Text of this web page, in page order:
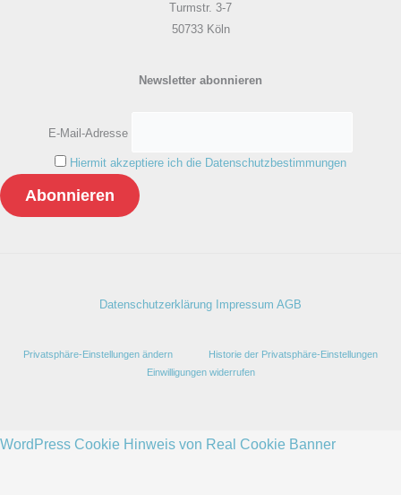
Turmstr. 3-7
50733 Köln
Newsletter abonnieren
E-Mail-Adresse
Hiermit akzeptiere ich die Datenschutzbestimmungen
Datenschutzerklärung Impressum AGB
Privatsphäre-Einstellungen ändern
Historie der Privatsphäre-Einstellungen
Einwilligungen widerrufen
WordPress Cookie Hinweis von Real Cookie Banner